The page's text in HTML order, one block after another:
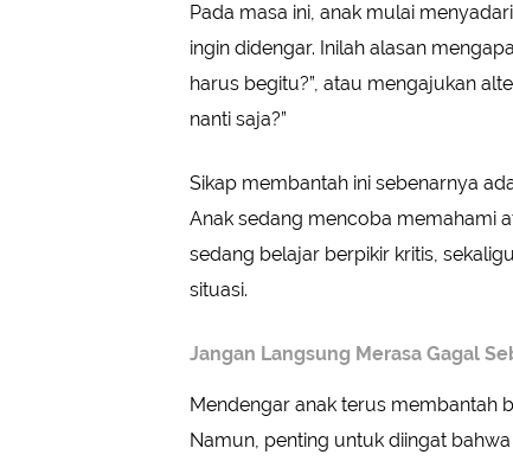
Pada masa ini, anak mulai
ingin didengar. Inilah alasan
harus begitu?”, atau mengajukan
nanti saja?”
Sikap membantah ini sebenarnya
Anak sedang mencoba memahami
sedang belajar berpikir kritis,
situasi.
Jangan Langsung Merasa Gagal
Mendengar anak terus membantah
Namun, penting untuk diingat